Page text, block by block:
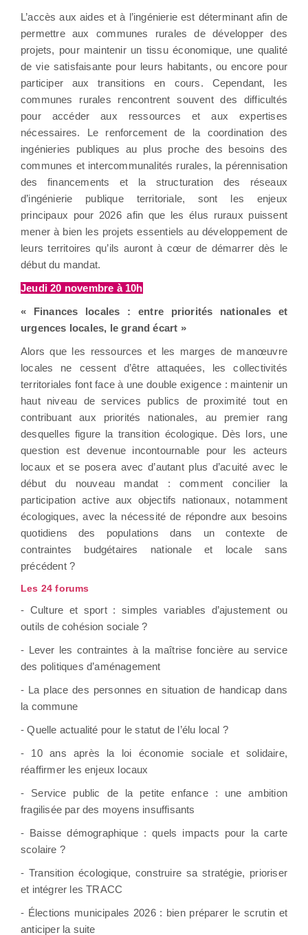
L’accès aux aides et à l’ingénierie est déterminant afin de
permettre aux communes rurales de développer des
projets, pour maintenir un tissu économique, une qualité
de vie satisfaisante pour leurs habitants, ou encore pour
participer aux transitions en cours. Cependant, les
communes rurales rencontrent souvent des difficultés
pour accéder aux ressources et aux expertises
nécessaires. Le renforcement de la coordination des
ingénieries publiques au plus proche des besoins des
communes et intercommunalités rurales, la pérennisation
des financements et la structuration des réseaux
d’ingénierie publique territoriale, sont les enjeux
principaux pour 2026 afin que les élus ruraux puissent
mener à bien les projets essentiels au développement de
leurs territoires qu’ils auront à cœur de démarrer dès le
début du mandat.
Jeudi 20 novembre à 10h
« Finances locales : entre priorités nationales et
urgences locales, le grand écart »
Alors que les ressources et les marges de manœuvre
locales ne cessent d’être attaquées, les collectivités
territoriales font face à une double exigence : maintenir un
haut niveau de services publics de proximité tout en
contribuant aux priorités nationales, au premier rang
desquelles figure la transition écologique. Dès lors, une
question est devenue incontournable pour les acteurs
locaux et se posera avec d’autant plus d’acuité avec le
début du nouveau mandat : comment concilier la
participation active aux objectifs nationaux, notamment
écologiques, avec la nécessité de répondre aux besoins
quotidiens des populations dans un contexte de
contraintes budgétaires nationale et locale sans
précédent ?
Les 24 forums
- Culture et sport : simples variables d’ajustement ou
outils de cohésion sociale ?
- Lever les contraintes à la maîtrise foncière au service
des politiques d’aménagement
- La place des personnes en situation de handicap dans
la commune
- Quelle actualité pour le statut de l’élu local ?
- 10 ans après la loi économie sociale et solidaire,
réaffirmer les enjeux locaux
- Service public de la petite enfance : une ambition
fragilisée par des moyens insuffisants
- Baisse démographique : quels impacts pour la carte
scolaire ?
- Transition écologique, construire sa stratégie, prioriser
et intégrer les TRACC
- Élections municipales 2026 : bien préparer le scrutin et
anticiper la suite